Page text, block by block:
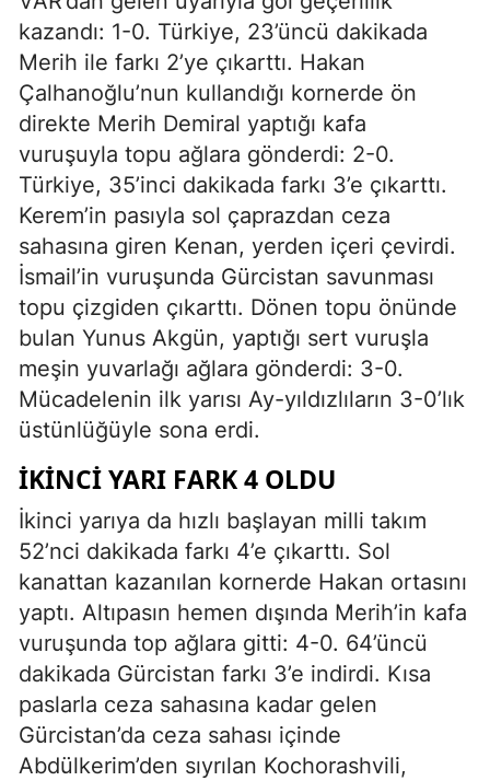
kazandı: 1-0. Türkiye, 23’üncü dakikada
Merih ile farkı 2’ye çıkarttı. Hakan
Çalhanoğlu’nun kullandığı kornerde ön
direkte Merih Demiral yaptığı kafa
vuruşuyla topu ağlara gönderdi: 2-0.
Türkiye, 35’inci dakikada farkı 3’e çıkarttı.
Kerem’in pasıyla sol çaprazdan ceza
sahasına giren Kenan, yerden içeri çevirdi.
İsmail’in vuruşunda Gürcistan savunması
topu çizgiden çıkarttı. Dönen topu önünde
bulan Yunus Akgün, yaptığı sert vuruşla
meşin yuvarlağı ağlara gönderdi: 3-0.
Mücadelenin ilk yarısı Ay-yıldızlıların 3-0’lık
üstünlüğüyle sona erdi.
İKİNCİ YARI FARK 4 OLDU
İkinci yarıya da hızlı başlayan milli takım
52’nci dakikada farkı 4’e çıkarttı. Sol
kanattan kazanılan kornerde Hakan ortasını
yaptı. Altıpasın hemen dışında Merih’in kafa
vuruşunda top ağlara gitti: 4-0. 64’üncü
dakikada Gürcistan farkı 3’e indirdi. Kısa
paslarla ceza sahasına kadar gelen
Gürcistan’da ceza sahası içinde
Abdülkerim’den sıyrılan Kochorashvili,